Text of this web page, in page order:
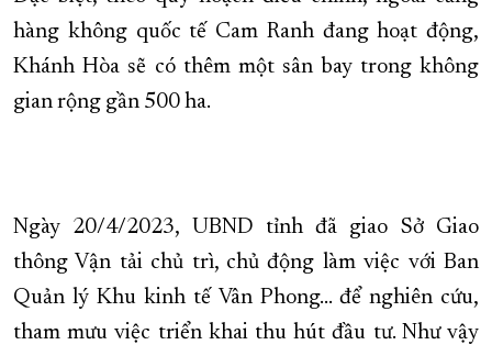
hàng không quốc tế Cam Ranh đang hoạt động,
Khánh Hòa sẽ có thêm một sân bay trong không
gian rộng gần 500 ha.
Ngày 20/4/2023, UBND tỉnh đã giao Sở Giao
thông Vận tải chủ trì, chủ động làm việc với Ban
Quản lý Khu kinh tế Vân Phong… để nghiên cứu,
tham mưu việc triển khai thu hút đầu tư. Như vậy